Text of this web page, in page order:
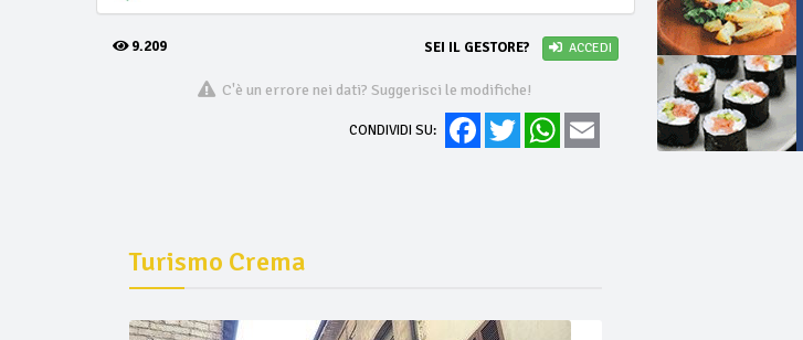
9.209 SEI IL GESTORE? ACCEDI
C'è un errore nei dati? Suggerisci le modifiche!
CONDIVIDI SU: FacebookTwitter WhatsApp
Turismo Crema